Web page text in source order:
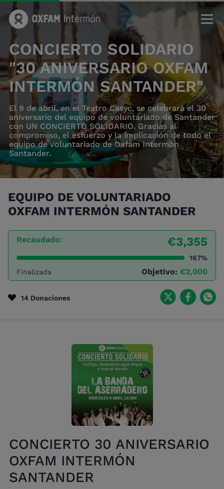
CONCIERTO SOLIDARIO
"30 ANIVERSARIO OXFAM
INTERMÓN SANTANDER"
El 9 de abril, en el Teatro Casyc, se celebrará el 30
aniversario del equipo de voluntariado de Santander
con UN CONCIERTO SOLIDARIO. Gracias al
compromiso, el esfuerzo y la implicación de todo el
equipo de voluntariado de Oxfam Intermón
Santander.
EQUIPO DE VOLUNTARIADO
OXFAM INTERMÓN SANTANDER
Recaudado: €3,355
167%
Finalizada
Objetivo: €2,000
14 Donaciones
CONCIERTO 30 ANIVERSARIO
OXFAM INTERMÓN
SANTANDER